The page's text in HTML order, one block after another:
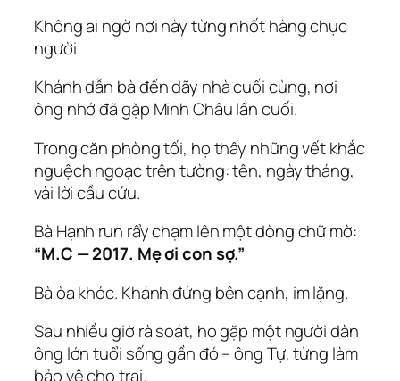
Không ai ngờ nơi này từng nhốt hàng chục
người.
Khánh dẫn bà đến dãy nhà cuối cùng, nơi
ông nhớ đã gặp Minh Châu lần cuối.
Trong căn phòng tối, họ thấy những vết khắc
nguệch ngoạc trên tường: tên, ngày tháng,
vài lời cầu cứu.
Bà Hạnh run rẩy chạm lên một dòng chữ mờ:
“M.C — 2017. Mẹ ơi con sợ.”
Bà òa khóc. Khánh đứng bên cạnh, im lặng.
Sau nhiều giờ rà soát, họ gặp một người đàn
ông lớn tuổi sống gần đó – ông Tự, từng làm
bảo vệ cho trại.